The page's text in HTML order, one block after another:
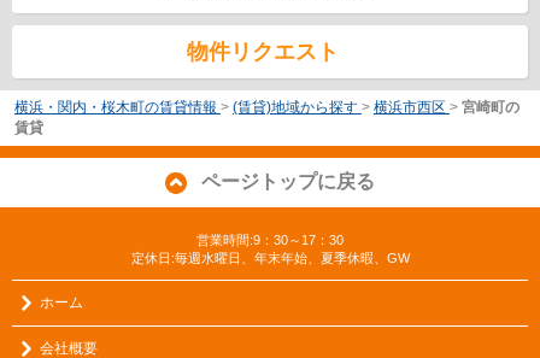
物件リクエスト
横浜・関内・桜木町の賃貸情報 > (賃貸)地域から探す > 横浜市西区 > 宮崎町の
賃貸
ページトップに戻る
営業時間:9：30～17：30
定休日:毎週水曜日、年末年始、夏季休暇、GW
ホーム
会社概要